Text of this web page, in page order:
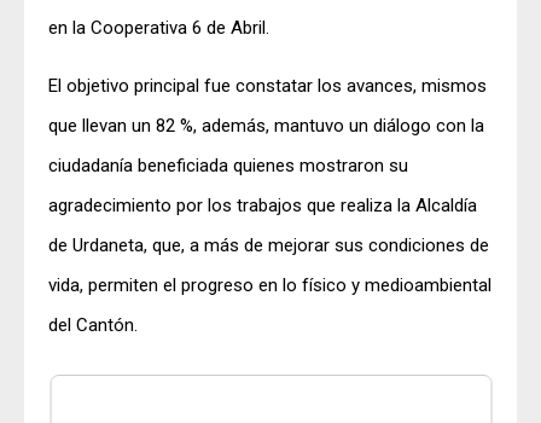
en la Cooperativa 6 de Abril.
El objetivo principal fue constatar los avances, mismos
que llevan un 82 %, además, mantuvo un diálogo con la
ciudadanía beneficiada quienes mostraron su
agradecimiento por los trabajos que realiza la Alcaldía
de Urdaneta, que, a más de mejorar sus condiciones de
vida, permiten el progreso en lo físico y medioambiental
del Cantón.